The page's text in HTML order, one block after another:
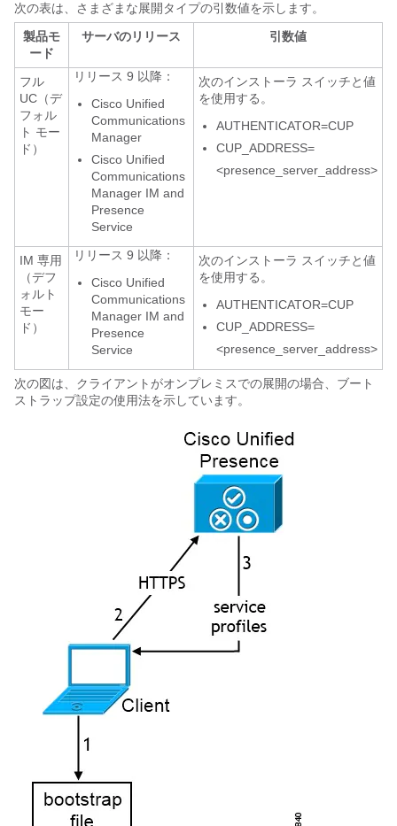
次の表は、さまざまな展開タイプの引数値を示します。
製品モ
ード
サーバのリリース 引数値
フル
UC（デ
フォル
ト モー
ド）
リリース 9 以降：
Cisco Unified
Communications
Manager
Cisco Unified
Communications
Manager IM and
Presence
Service
次のインストーラ スイッチと値
を使用する。
AUTHENTICATOR=CUP
CUP_ADDRESS=
<presence_server_address>
IM 専用
（デフ
ォルト
モー
ド）
リリース 9 以降：
Cisco Unified
Communications
Manager IM and
Presence
Service
次のインストーラ スイッチと値
を使用する。
AUTHENTICATOR=CUP
CUP_ADDRESS=
<presence_server_address>
次の図は、クライアントがオンプレミスでの展開の場合、ブート
ストラップ設定の使用法を示しています。